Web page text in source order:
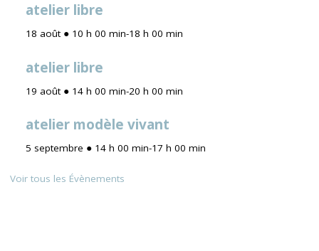
atelier libre
18 août ● 10 h 00 min-18 h 00 min
atelier libre
19 août ● 14 h 00 min-20 h 00 min
atelier modèle vivant
5 septembre ● 14 h 00 min-17 h 00 min
Voir tous les Évènements